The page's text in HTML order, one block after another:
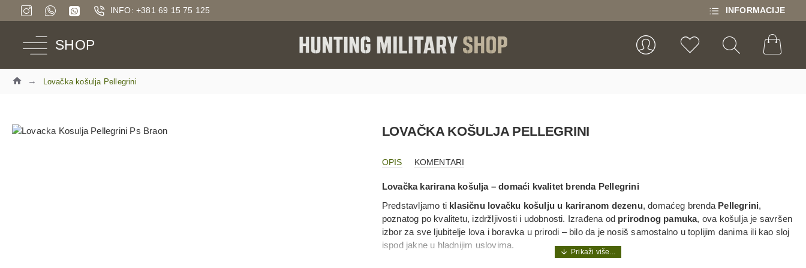
INFO: +381 69 15 75 125 INFORMACIJE
SHOP
Lovačka košulja Pellegrini
LOVAČKA KOŠULJA PELLEGRINI
OPIS KOMENTARI
Lovačka karirana košulja – domaći kvalitet brenda Pellegrini
Predstavljamo ti klasičnu lovačku košulju u kariranom dezenu, domaćeg brenda Pellegrini,
poznatog po kvalitetu, izdržljivosti i udobnosti. Izrađena od prirodnog pamuka, ova košulja je savršen
izbor za sve ljubitelje lova i boravka u prirodi – bilo da je nosiš samostalno u toplijim danima ili kao sloj
ispod jakne u hladnijim uslovima.